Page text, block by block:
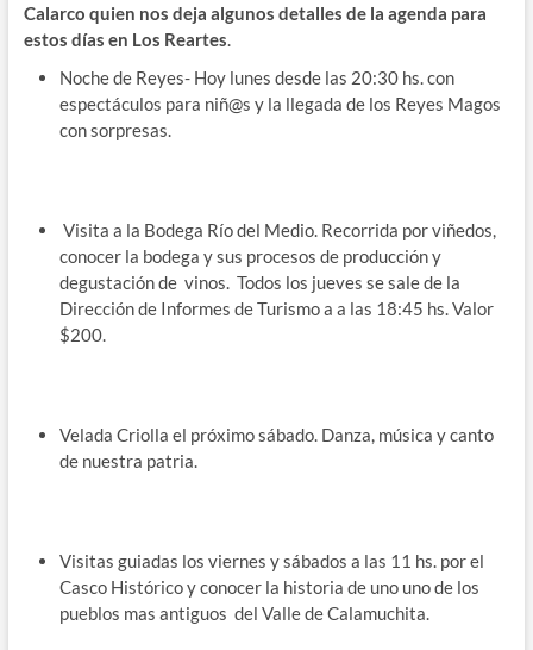
Calarco quien nos deja algunos detalles de la agenda para
estos días en Los Reartes.
Noche de Reyes- Hoy lunes desde las 20:30 hs. con
espectáculos para niñ@s y la llegada de los Reyes Magos
con sorpresas.
Visita a la Bodega Río del Medio. Recorrida por viñedos,
conocer la bodega y sus procesos de producción y
degustación de vinos. Todos los jueves se sale de la
Dirección de Informes de Turismo a a las 18:45 hs. Valor
$200.
Velada Criolla el próximo sábado. Danza, música y canto
de nuestra patria.
Visitas guiadas los viernes y sábados a las 11 hs. por el
Casco Histórico y conocer la historia de uno uno de los
pueblos mas antiguos del Valle de Calamuchita.